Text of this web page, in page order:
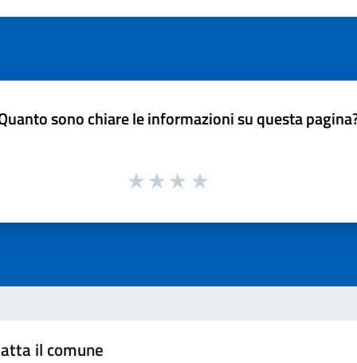
sono chiare le informazioni su questa
il comune